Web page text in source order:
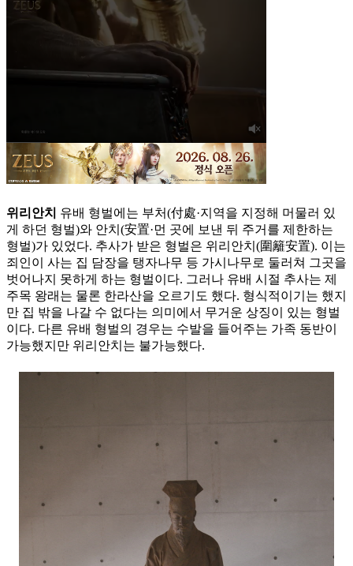
위리안치 유배 형벌에는 부처(付處·지역을 지정해 머물러 있
게 하던 형벌)와 안치(安置·먼 곳에 보낸 뒤 주거를 제한하는
형벌)가 있었다. 추사가 받은 형벌은 위리안치(圍籬安置). 이는
죄인이 사는 집 담장을 탱자나무 등 가시나무로 둘러쳐 그곳을
벗어나지 못하게 하는 형벌이다. 그러나 유배 시절 추사는 제
주목 왕래는 물론 한라산을 오르기도 했다. 형식적이기는 했지
만 집 밖을 나갈 수 없다는 의미에서 무거운 상징이 있는 형벌
이다. 다른 유배 형벌의 경우는 수발을 들어주는 가족 동반이
가능했지만 위리안치는 불가능했다.